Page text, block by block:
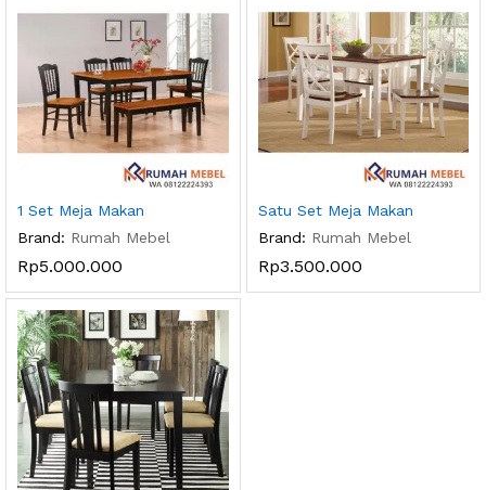
1 Set Meja Makan
Brand: Rumah Mebel
Rp5.000.000
Satu Set Meja Makan
Brand: Rumah Mebel
Rp3.500.000